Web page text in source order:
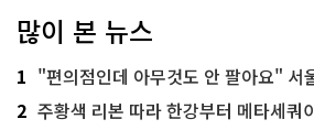
많이 본 뉴스
1 "편의점인데 아무것도 안 팔아요" 서울에서 가
2 주황색 리본 따라 한강부터 메타세쿼이아 숲